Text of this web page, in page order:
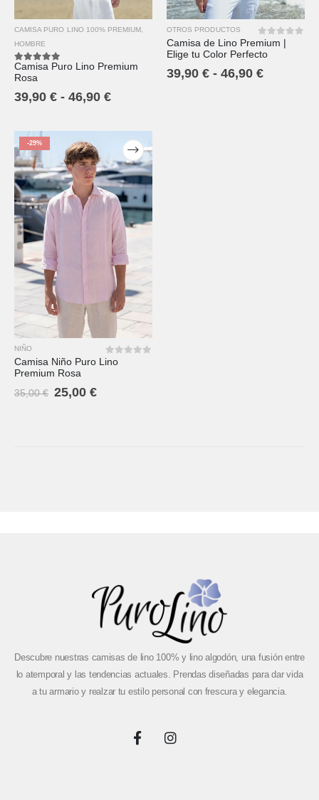
CAMISA PURO LINO 100% PREMIUM
HOMBRE
5.00 out of 5
Camisa Puro Lino Premium
Rosa
39,90 € - 46,90 €
OTROS PRODUCTOS
0out of 5
Camisa de Lino Premium |
Elige tu Color Perfecto
39,90 € - 46,90 €
-29%
NIÑO
0out of 5
Camisa Niño Puro Lino
Premium Rosa
35,00€ 25,00€
Descubre nuestras camisas de lino 100% y lino algodón, una fusión entre
lo atemporal y las tendencias actuales. Prendas diseñadas para dar vida
a tu armario y realzar tu estilo personal con frescura y elegancia.